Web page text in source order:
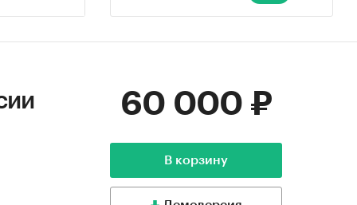
60 000 ₽
В корзину